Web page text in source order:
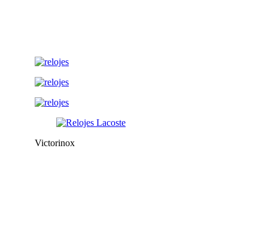
Victorinox